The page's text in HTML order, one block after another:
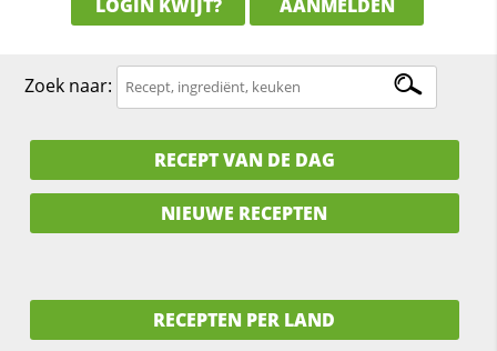
LOGIN KWIJT? AANMELDEN
Zoek naar:
RECEPT VAN DE DAG
NIEUWE RECEPTEN
RECEPTEN PER LAND